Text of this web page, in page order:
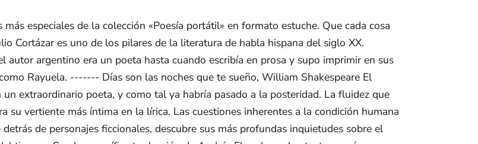
especiales de la colección «Poesía portátil» en formato estuche. Que cada cosa
Cortázar es uno de los pilares de la literatura de habla hispana del siglo XX.
autor argentino era un poeta hasta cuando escribía en prosa y supo imprimir en sus
Rayuela. ------- Días son las noches que te sueño, William Shakespeare El
extraordinario poeta, y como tal ya habría pasado a la posteridad. La fluidez que
su vertiente más íntima en la lírica. Las cuestiones inherentes a la condición humana
de personajes ficcionales, descubre sus más profundas inquietudes sobre el